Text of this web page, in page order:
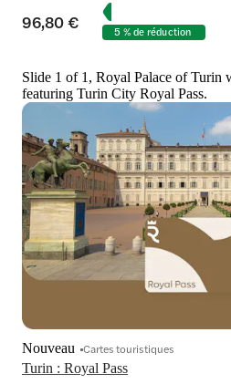
96,80 € 5 % de réduction
Slide 1 of 1, Royal Palace of Turin
featuring Turin City Royal Pass.
Turin : Royal Pass
Nouveau Cartes touristiques